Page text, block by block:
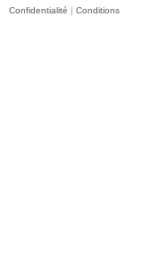
Confidentialité | Conditions